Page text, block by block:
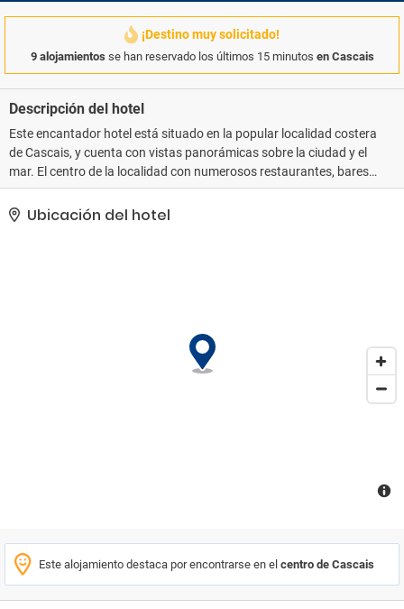
¡Destino muy solicitado!
9 alojamientos se han reservado los últimos 15 minutos en Cascais
Descripción del hotel
Este encantador hotel está situado en la popular localidad costera
de Cascais, y cuenta con vistas panorámicas sobre la ciudad y el
mar. El centro de la localidad con numerosos restaurantes, bares,
tiendas y la playa de Cascais se encuentran a un corto paseo.
Estoril, dónde está el casino más grande de Europa, se encuentra
Ubicación del hotel
Este alojamiento destaca por encontrarse en el centro de Cascais